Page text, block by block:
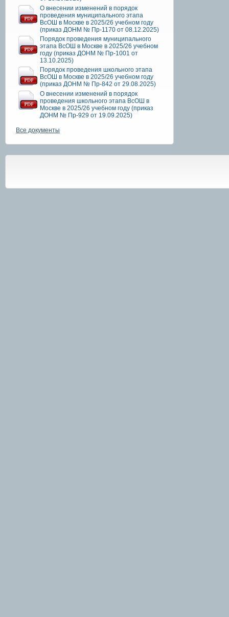
О внесении изменений в порядок
проведения муниципального этапа
ВсОШ в Москве в 2025/26 учебном году
(приказ ДОНМ № Пр-1170 от 08.12.2025)
Порядок проведения муниципального
этапа ВсОШ в Москве в 2025/26 учебном
году (приказ ДОНМ № Пр-1001 от
13.10.2025)
Порядок проведения школьного этапа
ВсОШ в Москве в 2025/26 учебном году
(приказ ДОНМ № Пр-842 от 29.08.2025)
О внесении изменений в порядок
проведения школьного этапа ВсОШ в
Москве в 2025/26 учебном году (приказ
ДОНМ № Пр-929 от 19.09.2025)
Все документы